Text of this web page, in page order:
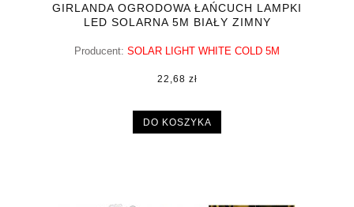
GIRLANDA OGRODOWA ŁAŃCUCH LAMPKI
LED SOLARNA 5M BIAŁY ZIMNY
Producent: SOLAR LIGHT WHITE COLD 5M
22,68 zł
DO KOSZYKA